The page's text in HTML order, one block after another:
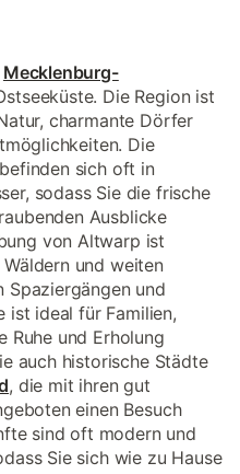
Mecklenburg-
Die Region ist
charmante Dörfer
Die
sich oft in
sodass Sie die frische
Ausblicke
von Altwarp ist
und weiten
Spaziergängen und
ist ideal für Familien,
Ruhe und Erholung
auch historische Städte
, die mit ihren gut
einen Besuch
sind oft modern und
Sie sich wie zu Hause